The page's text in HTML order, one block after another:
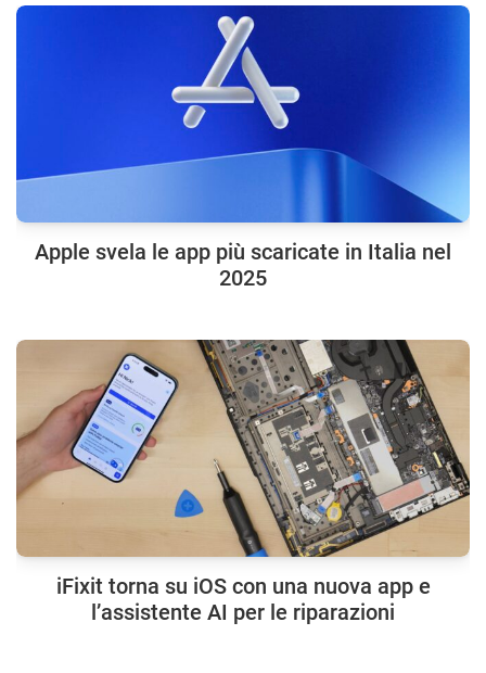
Apple svela le app più scaricate in Italia nel
2025
iFixit torna su iOS con una nuova app e
l’assistente AI per le riparazioni